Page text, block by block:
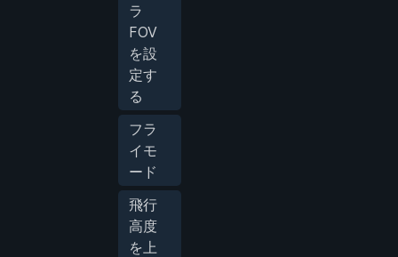
ラ
FOV
を設
定す
る
フラ
イモ
ード
飛行
高度
を上